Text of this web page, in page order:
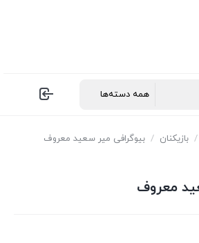
/ بازیکنان / بیوگرافی میر سعید معروف
معروف